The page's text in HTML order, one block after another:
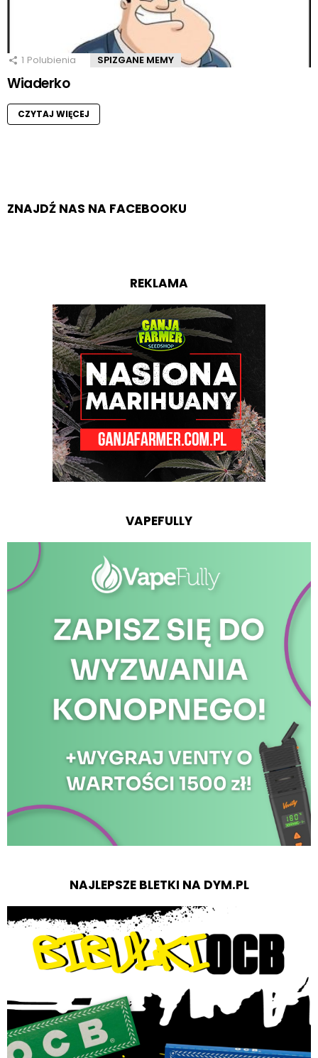
1 Polubienia SPIZGANE MEMY
Wiaderko
CZYTAJ WIĘCEJ
ZNAJDŹ NAS NA FACEBOOKU
REKLAMA
VAPEFULLY
NAJLEPSZE BLETKI NA DYM.PL